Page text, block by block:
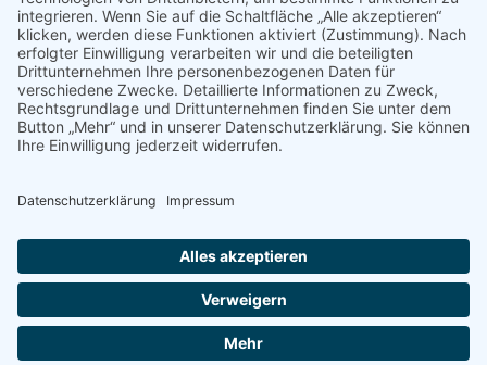
Presse
Presseinformationen abonnieren
ÜBER UNS
Naturschutzbund
Naturschutzjugend
Sponsoren & Partner
Impressum